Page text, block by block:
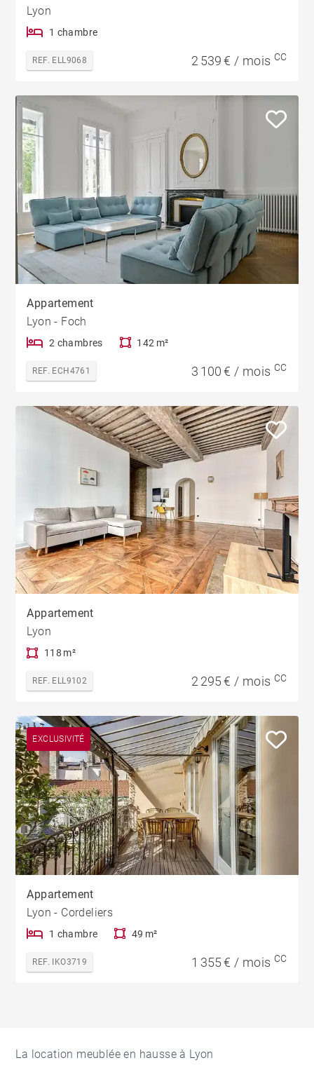
Lyon
1 chambre
REF. ELL9068 2 539 € / mois CC
Appartement
Lyon - Foch
2 chambres 142 m²
REF. ECH4761 3 100 € / mois CC
Appartement
Lyon
118 m²
REF. ELL9102 2 295 € / mois CC
EXCLUSIVITÉ
Appartement
Lyon - Cordeliers
1 chambre 49 m²
REF. IKO3719 1 355 € / mois CC
La location meublée en hausse à Lyon